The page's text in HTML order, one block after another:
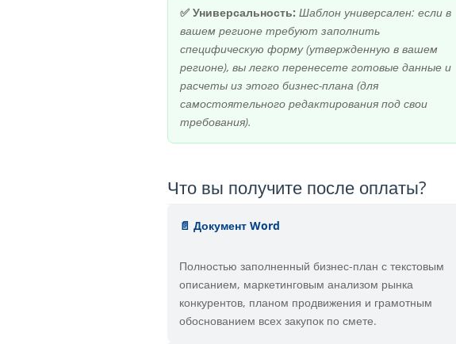
✅ Универсальность: Шаблон универсален: если в
вашем регионе требуют заполнить
специфическую форму (утвержденную в вашем
регионе), вы легко перенесете готовые данные и
расчеты из этого бизнес-плана (для
самостоятельного редактирования под свои
требования).
Что вы получите после оплаты?
📄 Документ Word
Полностью заполненный бизнес-план с текстовым
описанием, маркетинговым анализом рынка
конкурентов, планом продвижения и грамотным
обоснованием всех закупок по смете.